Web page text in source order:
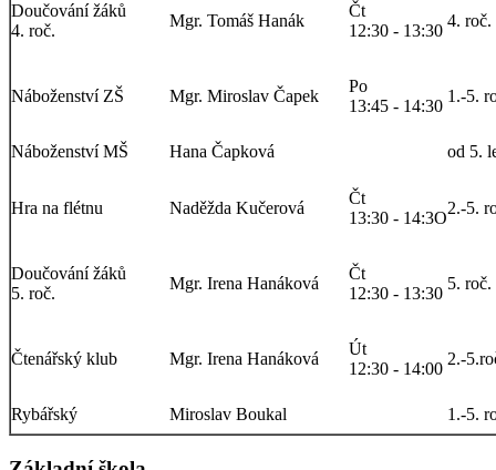
Doučování žáků
4. roč.
Mgr. Tomáš Hanák
Čt
12:30 - 13:30
4. roč.
Náboženství ZŠ Mgr. Miroslav Čapek
Po
13:45 - 14:30
1.-5.
Náboženství MŠ Hana Čapková od 5.
Hra na flétnu Naděžda Kučerová
Čt
13:30 - 14:3O
2.-5.
Doučování žáků
5. roč.
Mgr. Irena Hanáková
Čt
12:30 - 13:30
5. roč.
Čtenářský klub Mgr. Irena Hanáková
Út
12:30 - 14:00
2.-
Rybářský Miroslav Boukal 1.-5.